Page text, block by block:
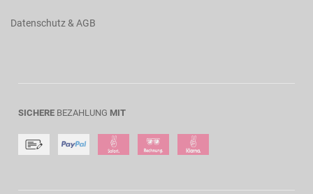
Datenschutz & AGB
SICHERE BEZAHLUNG MIT